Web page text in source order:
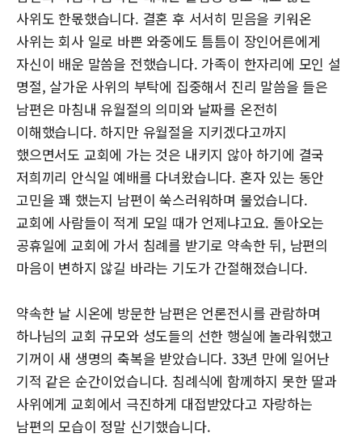
사위도 한몫했습니다. 결혼 후 서서히 믿음을 키워온
사위는 회사 일로 바쁜 와중에도 틈틈이 장인어른에게
자신이 배운 말씀을 전했습니다. 가족이 한자리에 모인 설
명절, 살가운 사위의 부탁에 집중해서 진리 말씀을 들은
남편은 마침내 유월절의 의미와 날짜를 온전히
이해했습니다. 하지만 유월절을 지키겠다고까지
했으면서도 교회에 가는 것은 내키지 않아 하기에 결국
저희끼리 안식일 예배를 다녀왔습니다. 혼자 있는 동안
고민을 꽤 했는지 남편이 쑥스러워하며 물었습니다.
교회에 사람들이 적게 모일 때가 언제냐고요. 돌아오는
공휴일에 교회에 가서 침례를 받기로 약속한 뒤, 남편의
마음이 변하지 않길 바라는 기도가 간절해졌습니다.
약속한 날 시온에 방문한 남편은 언론전시를 관람하며
하나님의 교회 규모와 성도들의 선한 행실에 놀라워했고
기꺼이 새 생명의 축복을 받았습니다. 33년 만에 일어난
기적 같은 순간이었습니다. 침례식에 함께하지 못한 딸과
사위에게 교회에서 극진하게 대접받았다고 자랑하는
남편의 모습이 정말 신기했습니다.